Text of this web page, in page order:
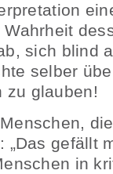
sich blind
selber
zu glauben!
gefällt
in